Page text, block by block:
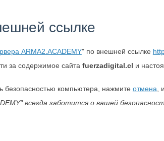
ссылке
ARMA2.ACADEMY" по внешней ссылке
за содержимое сайта fuerzadigital.cl и
безопасностью компьютера, нажмите отмена
всегда заботится о вашей